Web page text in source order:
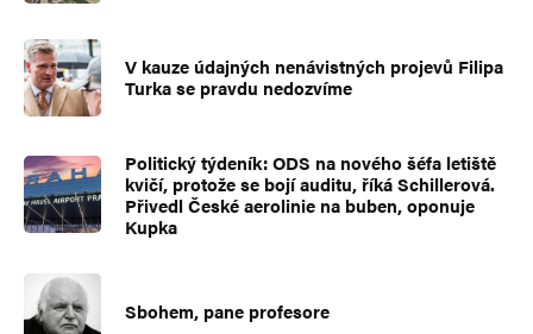
V kauze údajných nenávistných projevů Filipa
Turka se pravdu nedozvíme
Politický týdeník: ODS na nového šéfa letiště
kvičí, protože se bojí auditu, říká Schillerová.
Přivedl České aerolinie na buben, oponuje
Kupka
Sbohem, pane profesore